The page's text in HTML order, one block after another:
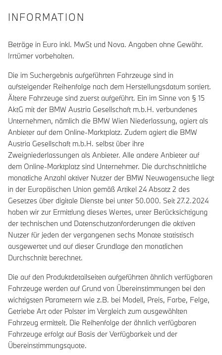
INFORMATION
Beträge in Euro inkl. MwSt und Nova. Angaben ohne Gewähr.
Irrtümer vorbehalten.
Die im Suchergebnis aufgeführten Fahrzeuge sind in
aufsteigender Reihenfolge nach dem Herstellungsdatum sortiert.
Ältere Fahrzeuge sind zuerst aufgeführt. Ein im Sinne von § 15
AktG mit der BMW Austria Gesellschaft m.b.H. verbundenes
Unternehmen, nämlich die BMW Wien Niederlassung, agiert als
Anbieter auf dem Online-Marktplatz. Zudem agiert die BMW
Austria Gesellschaft m.b.H. selbst über ihre
Zweigniederlassungen als Anbieter. Alle andere Anbieter auf
dem Online-Marktplatz sind Unternehmer. Die durchschnittliche
monatliche Anzahl aktiver Nutzer der BMW Neuwagensuche liegt
in der Europäischen Union gemäß Artikel 24 Absatz 2 des
Gesetzes über digitale Dienste bei unter 50.000. Seit 27.2.2024
haben wir zur Ermittlung dieses Wertes, unter Berücksichtigung
der technischen und Datenschutzanforderungen die aktiven
Nutzer für jeden der vergangenen sechs Monate statistisch
ausgewertet und auf dieser Grundlage den monatlichen
Durchschnitt berechnet.
Die auf den Produktdetailseiten aufgeführten ähnlich verfügbaren
Fahrzeuge werden auf Grund von Übereinstimmungen bei den
wichtigsten Parametern wie z.B. bei Modell, Preis, Farbe, Felge,
Getriebe Art oder Polster im Vergleich zum ausgewählten
Fahrzeug ermittelt. Die Reihenfolge der ähnlich verfügbaren
Fahrzeuge erfolgt auf Basis der Verfügbarkeit und der
Übereinstimmungsquote.